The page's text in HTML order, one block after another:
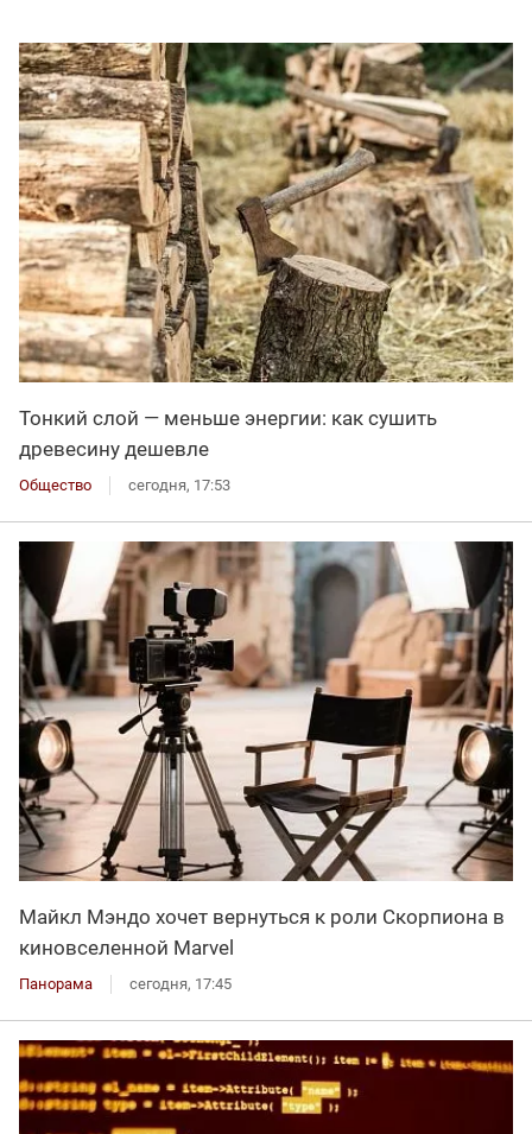
Тонкий слой — меньше энергии: как сушить
древесину дешевле
Общество сегодня, 17:53
Майкл Мэндо хочет вернуться к роли Скорпиона в
киновселенной Marvel
Панорама сегодня, 17:45